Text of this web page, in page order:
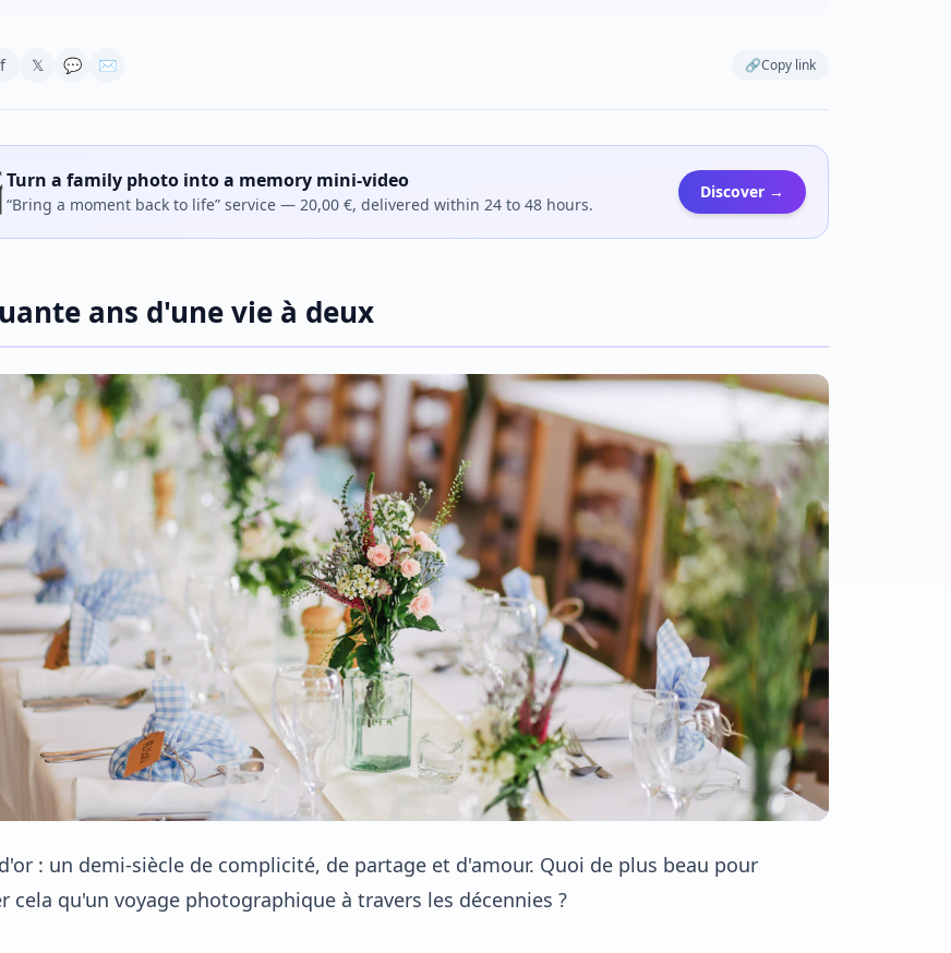
f 𝕏 💬 ✉ 🔗Copy link
Turn a family photo into a memory mini-video
“Bring a moment back to life” service — 20,00 €, delivered within 24 to 48 hours.
Discover →
ans d'une vie à deux
: un demi-siècle de complicité, de partage et d'amour. Quoi de plus beau pour
cela qu'un voyage photographique à travers les décennies ?